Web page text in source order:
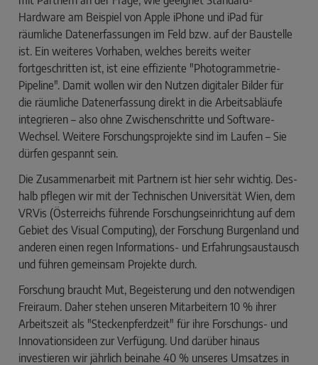
Hardware am Beispiel von Apple iPhone und iPad für
räumliche Datenerfassungen im Feld bzw. auf der Baustelle
ist. Ein weiteres Vorhaben, welches bereits weiter
fortgeschritten ist, ist eine effiziente "Photogrammetrie-
Pipeline". Damit wollen wir den Nutzen digitaler Bilder für
die räumliche Datenerfassung ­direkt in die Arbeitsabläufe
integrieren – also ohne Zwischenschritte und Software-
Wechsel. Weitere Forschungsprojekte sind im Laufen – Sie
dürfen gespannt sein.
Die Zusammenarbeit mit Partnern ist hier sehr wichtig. Des­
halb pflegen wir mit der Technischen Universität Wien, dem
VRVis (Österreichs führende Forschungseinrichtung auf dem
Gebiet des Visual Computing), der Forschung Burgenland und
anderen einen regen Informations- und Erfahrungsaus­tausch
und führen gemeinsam Projekte durch.
Forschung braucht Mut, Begeisterung und den notwendigen
Freiraum. Daher stehen unseren Mitarbeitern 10 % ihrer
Arbeitszeit als "Steckenpferdzeit" für ihre Forschungs- und
Inno­vationsideen zur Verfügung. Und darüber hinaus
investieren wir jährlich beinahe 40 % unseres Umsatzes in